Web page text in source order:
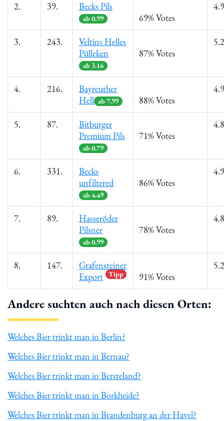
2. 39. Becks Pils
ab 0.99 69% Votes
4.9
3. 243.
Veltins Helles
Pülleken
ab 3.16
87% Votes
5.2
4. 216.
Bayreuther
Hell ab 7.99 88% Votes
4.9
5. 87.
Bitburger
Premium Pils
ab 0.79
71% Votes
4.8
6. 331.
Becks
unfiltered
ab 4.49
86% Votes
4.9
7. 89.
Hasseröder
Pilsner
ab 0.99
78% Votes
4.8
8. 147.
Grafensteiner
Export
Tipp 91% Votes
5.2
Andere suchten auch nach diesen Orten:
Welches Bier trinkt man in Berlin?
Welches Bier trinkt man in Bernau?
Welches Bier trinkt man in Bersteland?
Welches Bier trinkt man in Borkheide?
Welches Bier trinkt man in Brandenburg an der Havel?